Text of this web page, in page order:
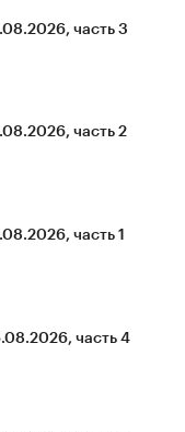
часть 3
часть 2
часть 1
часть 4